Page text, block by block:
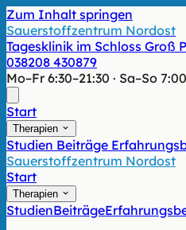
Zum Inhalt springen
Sauerstoffzentrum Nordost
Tagesklinik im Schloss Groß
038208 430879
Mo–Fr 6:30–21:30 · Sa–So
Start
Therapien
Studien Beiträge
Sauerstoffzentrum Nordost
Start
Therapien
StudienBeiträge